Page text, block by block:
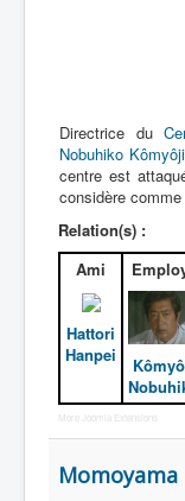
Directrice du
Nobuhiko Kômyôji
centre est
considère
Relation(s) :
Ami
Hattori
Hanpei
More Joomla Extensions
Momoyama